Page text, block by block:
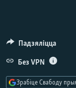
Падзяліцца
Без VPN
Зрабіце Свабоду